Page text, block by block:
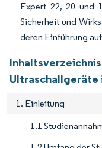
Expert 22, 20 und
Sicherheit und
deren Einführung
Ultraschallgeräte
1. Einleitung
1.1